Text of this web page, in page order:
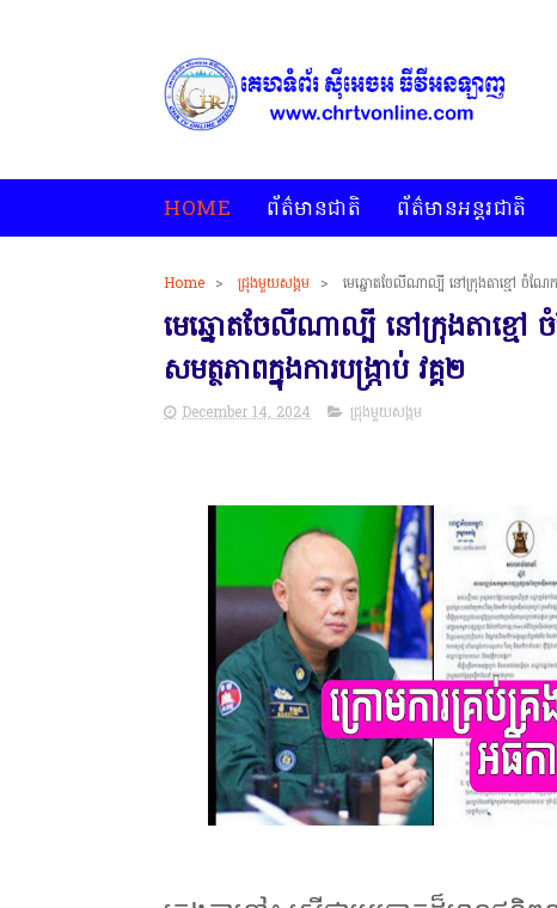
HOME ព័ត៌មានជាតិ ព័ត៌មានអន្តរជាតិ
Home > ជ្រុងមួយសង្គម > មេឆ្នោតចែលីណាល្បី នៅក្រុងតាខ្មៅ ចំណែកអ
មេឆ្នោតចែលីណាល្បី នៅក្រុងតាខ្មៅ
សមត្ថភាពក្នុងការបង្ក្រាប់ វគ្គ២
December 14, 2024 ជ្រុងមួយសង្គម